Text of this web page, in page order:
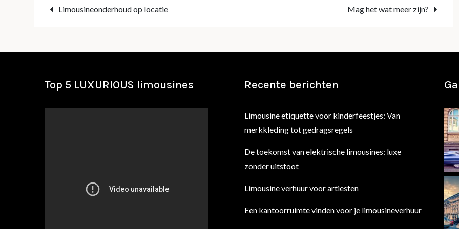
Bericht
Limousineonderhoud op locatie Mag het wat meer zijn?
Top 5 LUXURIOUS limousines Recente berichten
Limousine etiquette voor kinderfeestjes: Van
merkkleding tot gedragsregels
De toekomst van elektrische limousines: luxe
zonder uitstoot
Limousine verhuur voor artiesten
Een kantoorruimte vinden voor je limousineverhuur